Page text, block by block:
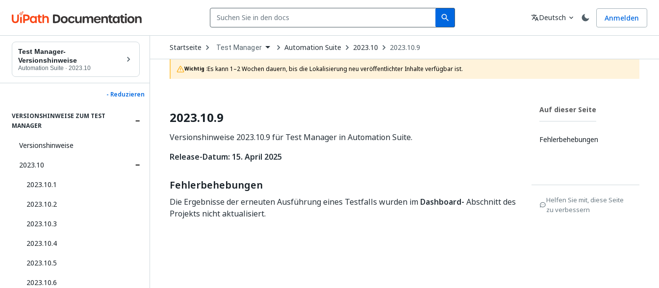
search
Search Sprache
translateDeutsch expand_more Anmelden
Test Manager-
Versionshinweise
Automation Suite · 2023.10
- Reduzieren
VERSIONSHINWEISE ZUM TEST
MANAGER
Versionshinweise
2023.10
2023.10.1
2023.10.2
2023.10.3
2023.10.4
2023.10.5
2023.10.6
Startseite Open
Dropdown
to
choose
product
Test Manager Automation Suite 2023.10 2023.10.9
Wichtig :Es kann 1–2 Wochen dauern, bis die Lokalisierung neu veröffentlichter Inhalte verfügbar ist.
2023.10.9
Versionshinweise 2023.10.9 für Test Manager in Automation Suite.
Release-Datum: 15. April 2025
Fehlerbehebungen
Die Ergebnisse der erneuten Ausführung eines Testfalls wurden im Dashboard- Abschnitt des
Projekts nicht aktualisiert.
Auf dieser Seite
Fehlerbehebungen
Helfen Sie mit, diese Seite
zu verbessern